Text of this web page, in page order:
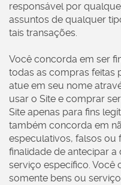
responsável por
assuntos de qualquer
tais transações.
Você concorda em ser
todas as compras feitas
atue em seu nome
usar o Site e comprar
Site apenas para fins
também concorda em
especulativos, falsos ou
finalidade de antecipar
serviço específico.
somente bens ou